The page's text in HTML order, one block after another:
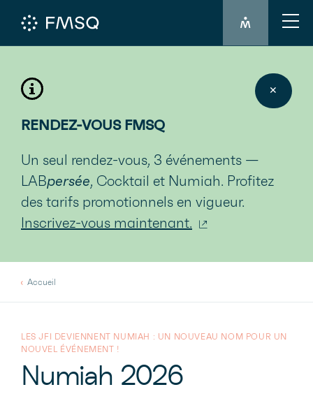
CONNEXION
RENDEZ-VOUS FMSQ
Un seul rendez-vous, 3 événements —
LABpersée, Cocktail et Numiah. Profitez
des tarifs promotionnels en vigueur.
Inscrivez-vous maintenant.
✕
Accueil
LES JFI DEVIENNENT NUMIAH : UN NOUVEAU NOM POUR UN
NOUVEL ÉVÉNEMENT !
Numiah 2026